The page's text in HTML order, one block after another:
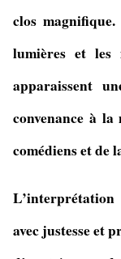
clos
lumières et les
apparaissent
convenance à
comédiens et de
avec justesse et